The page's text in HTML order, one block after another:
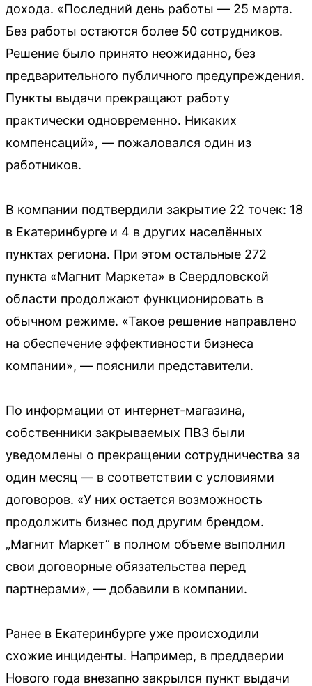
дохода. «Последний день работы — 25 марта.
Без работы остаются более 50 сотрудников.
Решение было принято неожиданно, без
предварительного публичного предупреждения.
Пункты выдачи прекращают работу
практически одновременно. Никаких
компенсаций», — пожаловался один из
работников.
В компании подтвердили закрытие 22 точек: 18
в Екатеринбурге и 4 в других населённых
пунктах региона. При этом остальные 272
пункта «Магнит Маркета» в Свердловской
области продолжают функционировать в
обычном режиме. «Такое решение направлено
на обеспечение эффективности бизнеса
компании», — пояснили представители.
По информации от интернет-магазина,
собственники закрываемых ПВЗ были
уведомлены о прекращении сотрудничества за
один месяц — в соответствии с условиями
договоров. «У них остается возможность
продолжить бизнес под другим брендом.
„Магнит Маркет“ в полном объеме выполнил
свои договорные обязательства перед
партнерами», — добавили в компании.
Ранее в Екатеринбурге уже происходили
схожие инциденты. Например, в преддверии
Нового года внезапно закрылся пункт выдачи